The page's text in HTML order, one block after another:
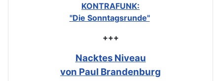
KONTRAFUNK:
"Die Sonntagsrunde"
+++
Nacktes Niveau
von Paul Brandenburg